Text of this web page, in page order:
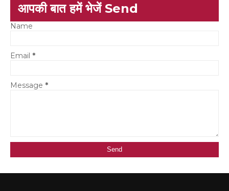
आपकी बात हमें भेजें Send
Name
Email *
Message *